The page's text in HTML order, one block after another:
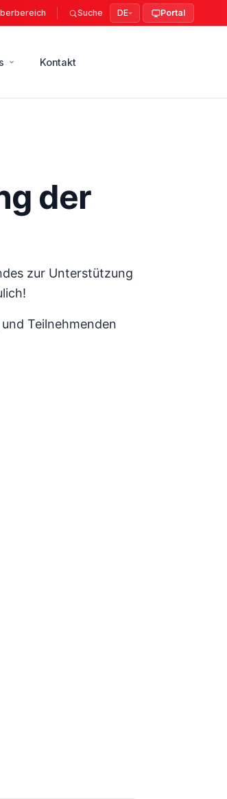
Suche DE Portal
Kontakt
der
zur Unterstützung
Teilnehmenden